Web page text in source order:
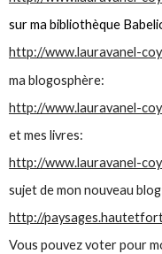
sur ma bibliothèque
http://www.lauravanel-
ma blogosphère:
http://www.lauravanel-
et mes livres:
http://www.lauravanel-
sujet de mon nouveau
http://
Vous pouvez voter pour